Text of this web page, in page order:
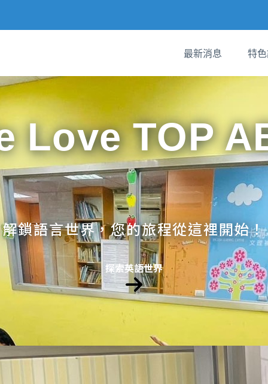
最新消息 特
Love TOP
解鎖語言世界，您的旅程從這裡開始！
探索英語世界